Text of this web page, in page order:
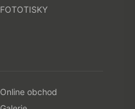
FOTOTISKY
Online obchod